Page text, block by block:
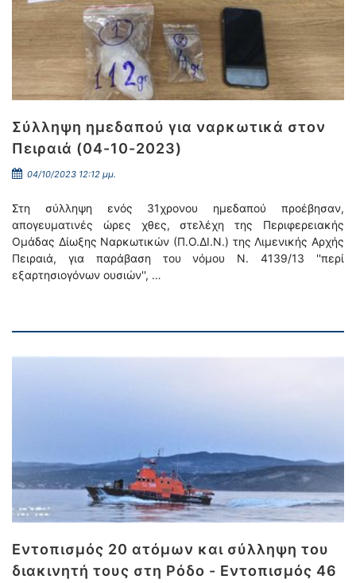
Σύλληψη ημεδαπού για ναρκωτικά στον
Πειραιά (04-10-2023)
04/10/2023 12:12 μμ.
Στη σύλληψη ενός 31χρονου ημεδαπού προέβησαν,
απογευματινές ώρες χθες, στελέχη της Περιφερειακής
Ομάδας Δίωξης Ναρκωτικών (Π.Ο.ΔΙ.Ν.) της Λιμενικής Αρχής
Πειραιά, για παράβαση του νόμου Ν. 4139/13 ''περί
εξαρτησιογόνων ουσιών'', …
Εντοπισμός 20 ατόμων και σύλληψη του
διακινητή τους στη Ρόδο - Εντοπισμός 46